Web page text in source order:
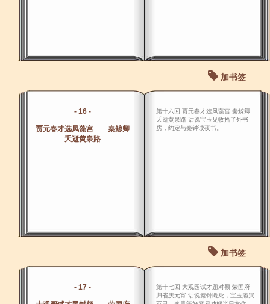
加书签
- 16 -
贾元春才选凤藻宫 秦鲸卿
夭逝黄泉路
第十六回 贾元春才选凤藻宫 秦鲸卿
夭逝黄泉路 话说宝玉见收拾了外书
房，约定与秦钟读夜书。
加书签
- 17 -
第十七回 大观园试才题对额 荣国府
归省庆元宵 话说秦钟既死，宝玉痛哭